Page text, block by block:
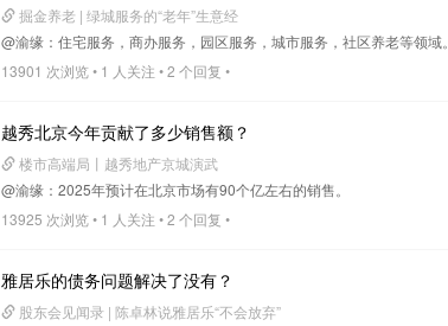
掘金养老 | 绿城服务的“老年”生意经
@渝缘 ：住宅服务，商办服务，园区服务，城市服务，社区养老等领域。
13901 次浏览 • 1 人关注 • 2 个回复 •
越秀北京今年贡献了多少销售额？
楼市高端局丨越秀地产京城演武
@渝缘 ：2025年预计在北京市场有90个亿左右的销售。
13925 次浏览 • 1 人关注 • 2 个回复 •
雅居乐的债务问题解决了没有？
股东会见闻录 | 陈卓林说雅居乐“不会放弃”